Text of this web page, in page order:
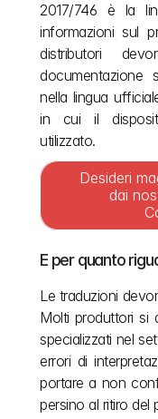
2017/746 è la
informazioni sul
distributori
documentazione
nella lingua
in cui il
utilizzato.
Desideri
dai
E per quanto
Le traduzioni
Molti produttori si
specializzati nel
errori di
portare a non
persino al ritiro del